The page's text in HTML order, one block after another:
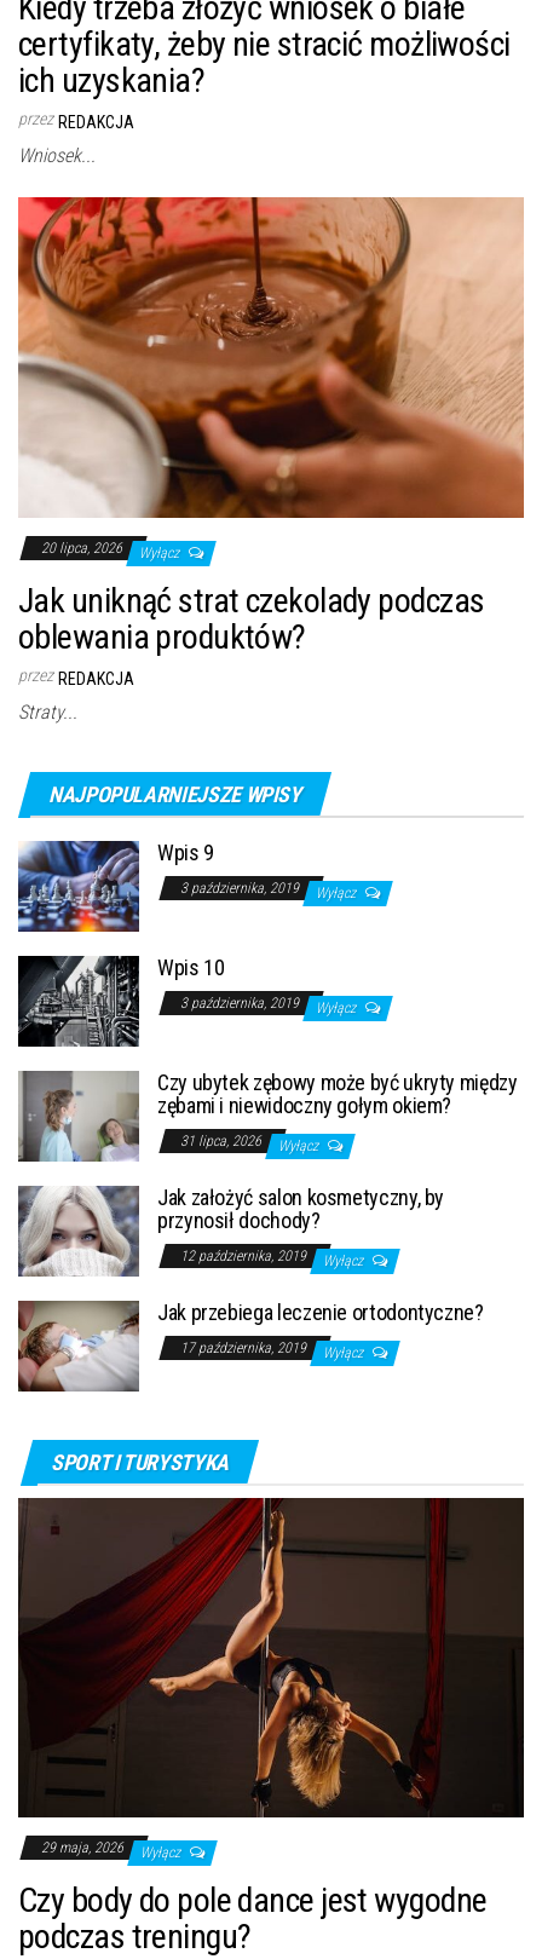
Kiedy trzeba złożyć wniosek o białe
certyfikaty, żeby nie stracić możliwości
ich uzyskania?
przez REDAKCJA
Wniosek...
20 lipca, 2026 Wyłącz
Jak uniknąć strat czekolady podczas
oblewania produktów?
przez REDAKCJA
Straty...
NAJPOPULARNIEJSZE WPISY
Wpis 9
3 października, 2019 Wyłącz
Wpis 10
3 października, 2019 Wyłącz
Czy ubytek zębowy może być ukryty między
zębami i niewidoczny gołym okiem?
31 lipca, 2026 Wyłącz
Jak założyć salon kosmetyczny, by
przynosił dochody?
12 października, 2019 Wyłącz
Jak przebiega leczenie ortodontyczne?
17 października, 2019 Wyłącz
SPORT I TURYSTYKA
29 maja, 2026 Wyłącz
Czy body do pole dance jest wygodne
podczas treningu?